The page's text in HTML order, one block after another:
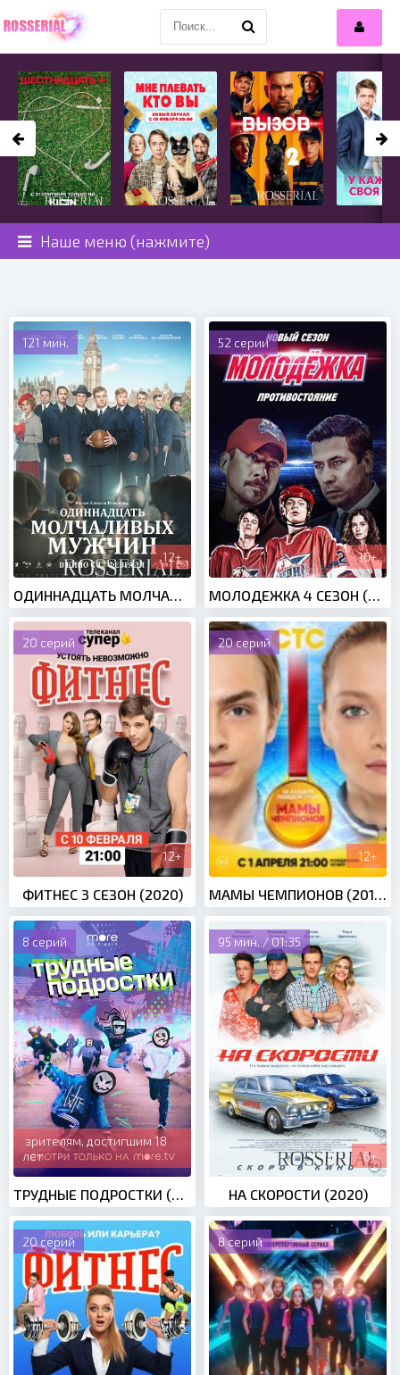
Наше меню (нажмите)
121 мин.
12+
52 серии
16+
20 серий
12+
ФИТНЕС 3 СЕЗОН (2020)
20 серий
12+
МАМЫ ЧЕМПИОНОВ (2019)
8 серий
зрителям, достигшим 18
лет
95 мин. / 01:35
6+
НА СКОРОСТИ (2020)
20 серий 8 серий